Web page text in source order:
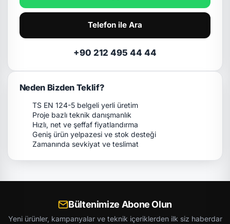
Telefon ile Ara
+90 212 495 44 44
Neden Bizden Teklif?
TS EN 124-5 belgeli yerli üretim
Proje bazlı teknik danışmanlık
Hızlı, net ve şeffaf fiyatlandırma
Geniş ürün yelpazesi ve stok desteği
Zamanında sevkiyat ve teslimat
Bültenimize Abone Olun
Yeni ürünler, kampanyalar ve teknik içeriklerden ilk siz haberdar